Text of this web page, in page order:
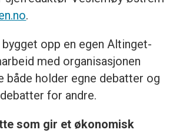
.
opp en egen Altinget-
med organisasjonen
både holder egne debatter og
for andre.
som gir et økonomisk